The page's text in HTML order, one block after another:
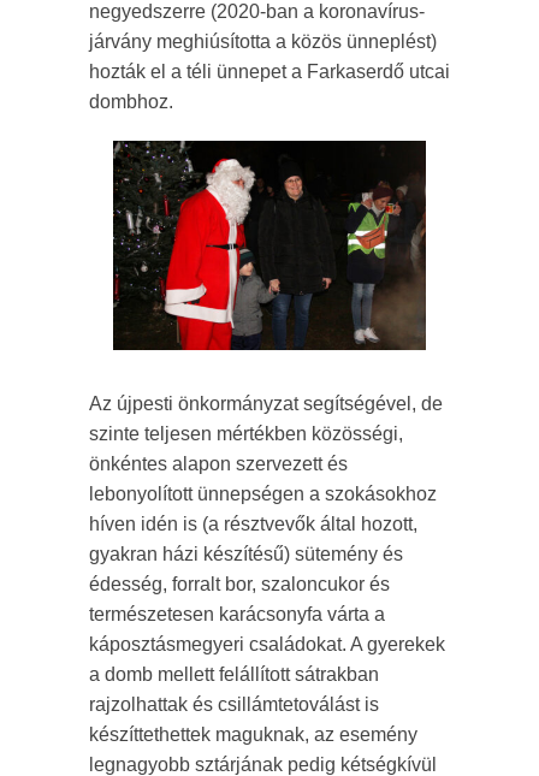
negyedszerre (2020-ban a koronavírus-
járvány meghiúsította a közös ünneplést)
hozták el a téli ünnepet a Farkaserdő utcai
dombhoz.
Az újpesti önkormányzat segítségével, de
szinte teljesen mértékben közösségi,
önkéntes alapon szervezett és
lebonyolított ünnepségen a szokásokhoz
híven idén is (a résztvevők által hozott,
gyakran házi készítésű) sütemény és
édesség, forralt bor, szaloncukor és
természetesen karácsonyfa várta a
káposztásmegyeri családokat. A gyerekek
a domb mellett felállított sátrakban
rajzolhattak és csillámtetoválást is
készíttethettek maguknak, az esemény
legnagyobb sztárjának pedig kétségkívül